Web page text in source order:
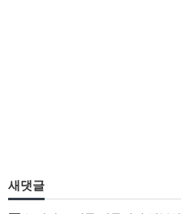
새댓글